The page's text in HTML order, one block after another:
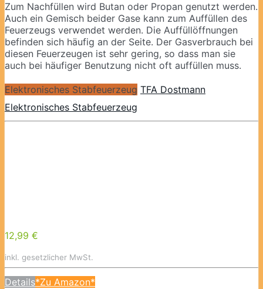
Zum Nachfüllen wird Butan oder Propan genutzt werden.
Auch ein Gemisch beider Gase kann zum Auffüllen des
Feuerzeugs verwendet werden. Die Auffüllöffnungen
befinden sich häufig an der Seite. Der Gasverbrauch bei
diesen Feuerzeugen ist sehr gering, so dass man sie
auch bei häufiger Benutzung nicht oft auffüllen muss.
Elektronisches Stabfeuerzeug TFA Dostmann
Elektronisches Stabfeuerzeug
12,99 €
inkl. gesetzlicher MwSt.
Details*Zu Amazon*